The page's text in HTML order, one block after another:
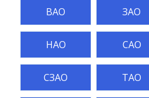
ВАО ЗАО
НАО САО
СЗАО ТАО